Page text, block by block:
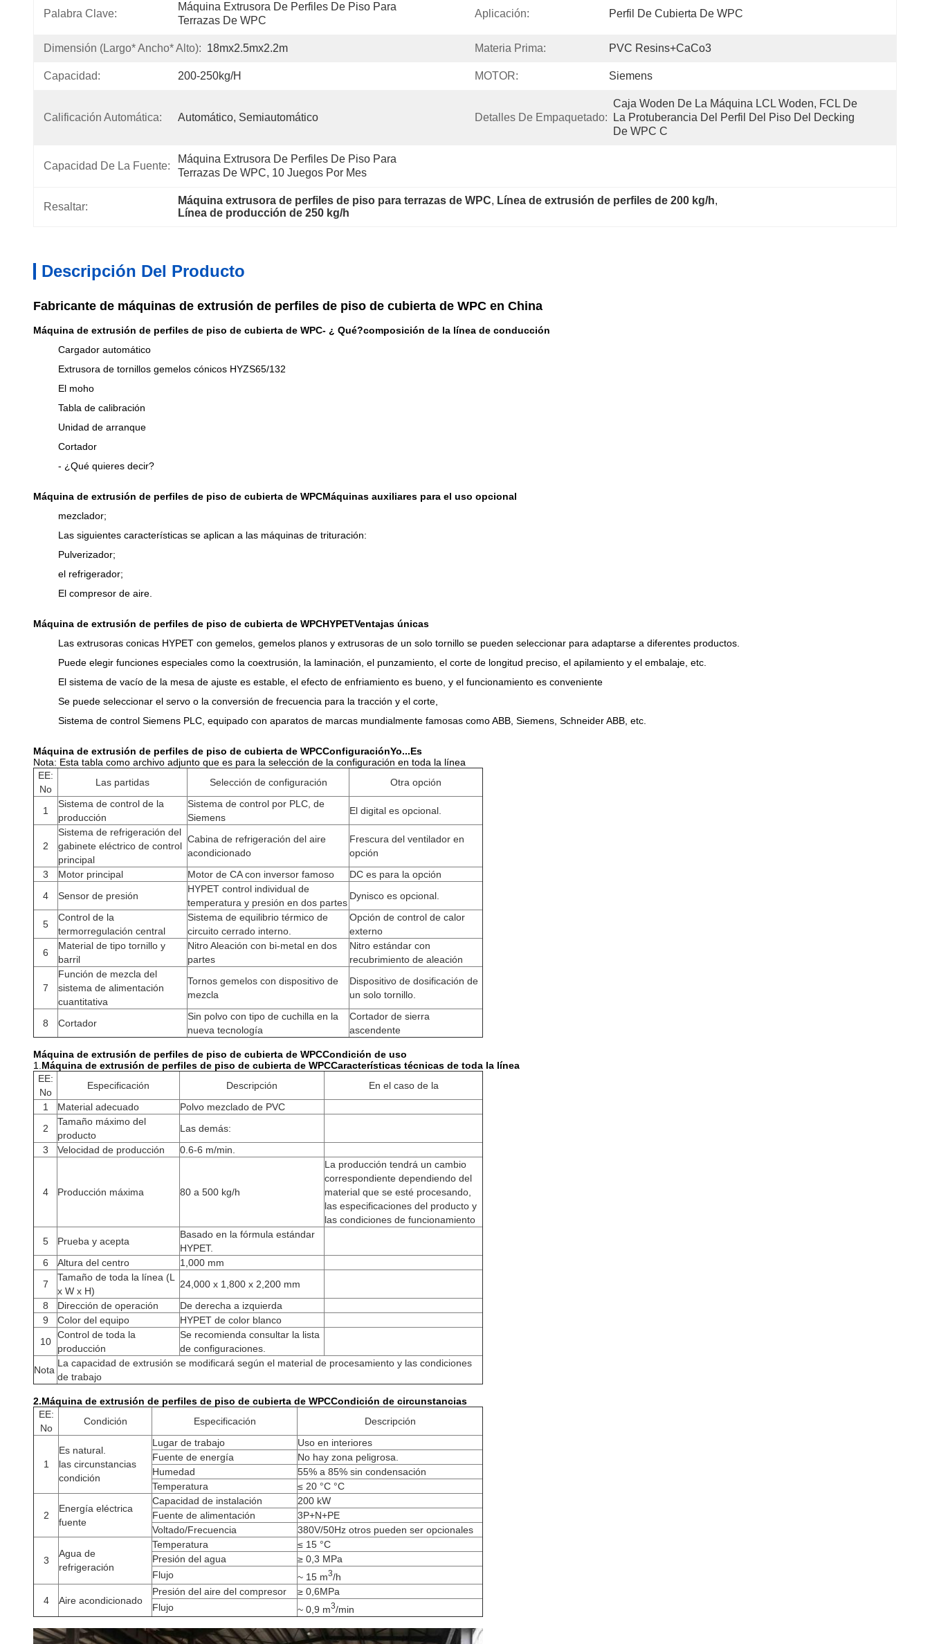
Palabra Clave:
Máquina Extrusora De Perfiles De Piso Para
Terrazas De WPC
Aplicación: Perfil De Cubierta De WPC
Dimensión (largo* Ancho* Alto): 18mx2.5mx2.2m Materia Prima: PVC Resins+CaCo3
Capacidad: 200-250kg/h MOTOR: Siemens
Calificación Automática: Automático, Semiautomático Detalles De Empaquetado:
Caja Woden De La Máquina LCL Woden, FCL De
La Protuberancia Del Perfil Del Piso Del Decking
De WPC C
Capacidad De La Fuente:
Máquina Extrusora De Perfiles De Piso Para
Terrazas De WPC, 10 Juegos Por Mes
Resaltar:
Máquina extrusora de perfiles de piso para terrazas de WPC, Línea de extrusión de perfiles de 200 kg/h,
Línea de producción de 250 kg/h
Descripción Del Producto
Fabricante de máquinas de extrusión de perfiles de piso de cubierta de WPC en China
Máquina de extrusión de perfiles de piso de cubierta de WPC- ¿ Qué?composición de la línea de conducción
Cargador automático
Extrusora de tornillos gemelos cónicos HYZS65/132
El moho
Tabla de calibración
Unidad de arranque
Cortador
- ¿Qué quieres decir?
Máquina de extrusión de perfiles de piso de cubierta de WPCMáquinas auxiliares para el uso opcional
mezclador;
Las siguientes características se aplican a las máquinas de trituración:
Pulverizador;
el refrigerador;
El compresor de aire.
Máquina de extrusión de perfiles de piso de cubierta de WPCHYPETVentajas únicas
Las extrusoras conicas HYPET con gemelos, gemelos planos y extrusoras de un solo tornillo se pueden seleccionar para adaptarse a diferentes productos.
Puede elegir funciones especiales como la coextrusión, la laminación, el punzamiento, el corte de longitud preciso, el apilamiento y el embalaje, etc.
El sistema de vacío de la mesa de ajuste es estable, el efecto de enfriamiento es bueno, y el funcionamiento es conveniente
Se puede seleccionar el servo o la conversión de frecuencia para la tracción y el corte,
Sistema de control Siemens PLC, equipado con aparatos de marcas mundialmente famosas como ABB, Siemens, Schneider ABB, etc.
Máquina de extrusión de perfiles de piso de cubierta de WPCConfiguraciónYo...Es
Nota: Esta tabla como archivo adjunto que es para la selección de la configuración en toda la línea
EE:
No
Las partidas Selección de configuración Otra opción
1
Sistema de control de la
producción
Sistema de control por PLC, de
Siemens
El digital es opcional.
2
Sistema de refrigeración del
gabinete eléctrico de control
principal
Cabina de refrigeración del aire
acondicionado
Frescura del ventilador en
opción
3
Motor principal Motor de CA con inversor famoso
DC es para la opción
4
Sensor de presión
HYPET control individual de
temperatura y presión en dos partes
Dynisco es opcional.
5
Control de la
termorregulación central
Sistema de equilibrio térmico de
circuito cerrado interno.
Opción de control de calor
externo
6
Material de tipo tornillo y
barril
Nitro Aleación con bi-metal en dos
partes
Nitro estándar con
recubrimiento de aleación
7
Función de mezcla del
sistema de alimentación
cuantitativa
Tornos gemelos con dispositivo de
mezcla
Dispositivo de dosificación de
un solo tornillo.
8 Cortador
Sin polvo con tipo de cuchilla en la
nueva tecnología
Cortador de sierra
ascendente
Máquina de extrusión de perfiles de piso de cubierta de WPCCondición de uso
1. Máquina de extrusión de perfiles de piso de cubierta de WPCCaracterísticas técnicas de toda la línea
EE:
No
Especificación Descripción
En el caso de la
1
Material adecuado
Polvo mezclado de PVC
2
Tamaño máximo del
producto
Las demás:
3
Velocidad de producción 0.6-6 m/min.
4 Producción máxima 80 a 500 kg/h
La producción tendrá un cambio
correspondiente dependiendo del
material que se esté procesando,
las especificaciones del producto y
las condiciones de funcionamiento
5
Prueba y acepta
Basado en la fórmula estándar
HYPET.
6
Altura del centro
1,000 mm
7
Tamaño de toda la línea (L
x W x H)
24,000 x 1,800 x 2,200 mm
8
Dirección de operación
De derecha a izquierda
9
Color del equipo
HYPET de color blanco
10
Control de toda la
producción
Se recomienda consultar la lista
de configuraciones.
Nota
La capacidad de extrusión se modificará según el material de procesamiento y las condiciones
de trabajo
2.Máquina de extrusión de perfiles de piso de cubierta de WPCCondición de circunstancias
EE:
No
Condición Especificación Descripción
1
Es natural.
las circunstancias
condición
Lugar de trabajo
Uso en interiores
Fuente de energía
No hay zona peligrosa.
Humedad
55% a 85% sin condensación
Temperatura
≤ 20 °C °C
2
Energía eléctrica
fuente
Capacidad de instalación
200 kW
Fuente de alimentación
3P+N+PE
Voltado/Frecuencia
380V/50Hz otros pueden ser opcionales
3
Agua de
refrigeración
Temperatura
≤ 15 °C
Presión del agua
≥ 0,3 MPa
Flujo
~ 15 m3/h
4 Aire acondicionado
Presión del aire del compresor
≥ 0,6MPa
Flujo
~ 0,9 m3/min